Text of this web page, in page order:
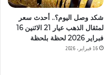
شكد وصل اليوم؟.. أحدث سعر
لمثقال الذهب عيار 21 الاثنين 16
فبراير 2026 لحظة بلحظة
16 فبراير، 2026